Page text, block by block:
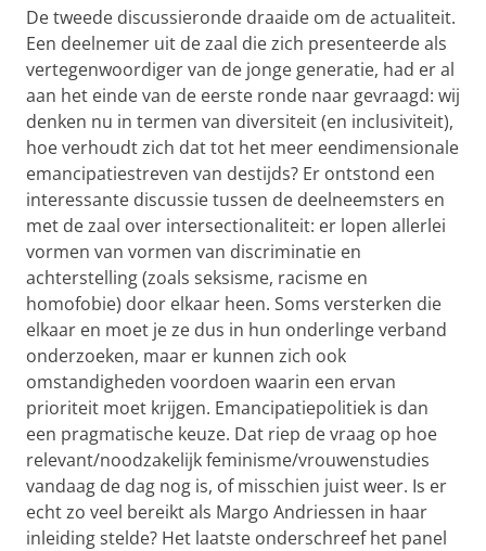
De tweede discussieronde draaide om de actuaIiteit.
Een deelnemer uit de zaal die zich presenteerde als
vertegenwoordiger van de jonge generatie, had er al
aan het einde van de eerste ronde naar gevraagd: wij
denken nu in termen van diversiteit (en inclusiviteit),
hoe verhoudt zich dat tot het meer eendimensionale
emancipatiestreven van destijds? Er ontstond een
interessante discussie tussen de deelneemsters en
met de zaal over intersectionaliteit: er lopen allerlei
vormen van vormen van discriminatie en
achterstelling (zoals seksisme, racisme en
homofobie) door elkaar heen. Soms versterken die
elkaar en moet je ze dus in hun onderlinge verband
onderzoeken, maar er kunnen zich ook
omstandigheden voordoen waarin een ervan
prioriteit moet krijgen. Emancipatiepolitiek is dan
een pragmatische keuze. Dat riep de vraag op hoe
relevant/noodzakelijk feminisme/vrouwenstudies
vandaag de dag nog is, of misschien juist weer. Is er
echt zo veel bereikt als Margo Andriessen in haar
inleiding stelde? Het laatste onderschreef het panel